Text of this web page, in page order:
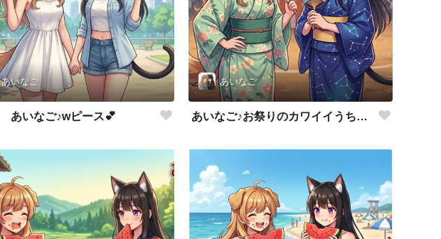
あいなご
あいなご♪wピース💕
あいなご
あいなご♪お祭りのカワイイうちわ💕